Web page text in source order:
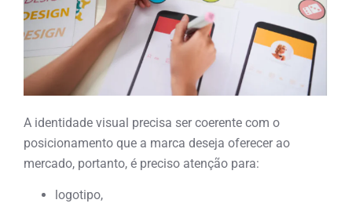
A identidade visual precisa ser coerente com o
posicionamento que a marca deseja oferecer ao
mercado, portanto, é preciso atenção para:
logotipo,